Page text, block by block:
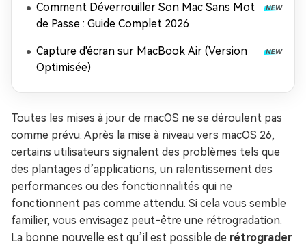
Comment Déverrouiller Son Mac Sans Mot
de Passe : Guide Complet 2026
Capture d'écran sur MacBook Air (Version
Optimisée)
Toutes les mises à jour de macOS ne se déroulent pas
comme prévu. Après la mise à niveau vers macOS 26,
certains utilisateurs signalent des problèmes tels que
des plantages d’applications, un ralentissement des
performances ou des fonctionnalités qui ne
fonctionnent pas comme attendu. Si cela vous semble
familier, vous envisagez peut-être une rétrogradation.
La bonne nouvelle est qu’il est possible de rétrograder